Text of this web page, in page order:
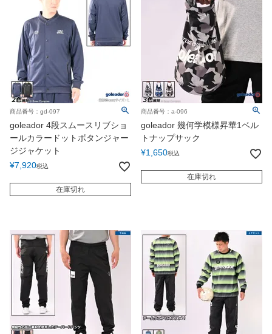
商品番号：gd-097
goleador 4段スムースリブショ
ールカラードットボタンジャー
ジジャケット
¥7,920税込
在庫切れ
商品番号：a-096
goleador 幾何学模様昇華1ベル
トナップサック
¥1,650税込
在庫切れ